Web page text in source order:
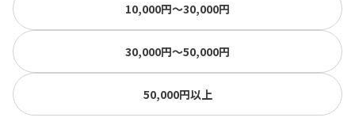
10,000円〜30,000円
30,000円〜50,000円
50,000円以上